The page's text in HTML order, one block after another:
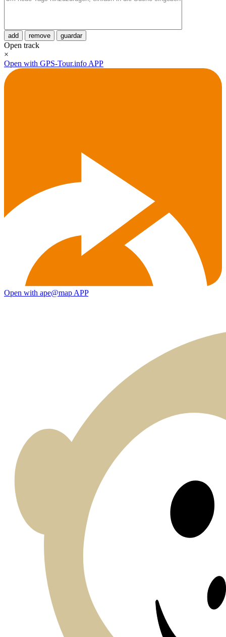
add remove guardar
Open track
×
Open with GPS-Tour.info APP
Open with ape@map APP